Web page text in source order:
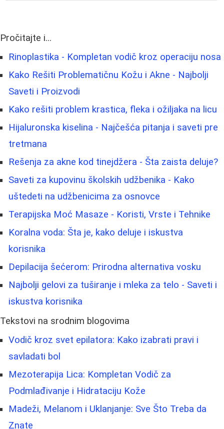
Pročitajte i...
Rinoplastika - Kompletan vodič kroz operaciju nosa
Kako Rešiti Problematičnu Kožu i Akne - Najbolji
Saveti i Proizvodi
Kako rešiti problem krastica, fleka i ožiljaka na licu
Hijaluronska kiselina - Najčešća pitanja i saveti pre
tretmana
Rešenja za akne kod tinejdžera - Šta zaista deluje?
Saveti za kupovinu školskih udžbenika - Kako
uštedeti na udžbenicima za osnovce
Terapijska Moć Masaze - Koristi, Vrste i Tehnike
Koralna voda: Šta je, kako deluje i iskustva
korisnika
Depilacija šećerom: Prirodna alternativa vosku
Najbolji gelovi za tuširanje i mleka za telo - Saveti i
iskustva korisnika
Tekstovi na srodnim blogovima
Vodič kroz svet epilatora: Kako izabrati pravi i
savladati bol
Mezoterapija Lica: Kompletan Vodič za
Podmlađivanje i Hidrataciju Kože
Madeži, Melanom i Uklanjanje: Sve Što Treba da
Znate